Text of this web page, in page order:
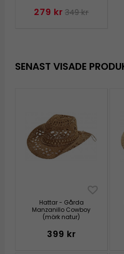
279 kr 349 kr
SENAST VISADE
Hattar - Gårda
Manzanillo Cowboy
(mörk natur)
399 kr